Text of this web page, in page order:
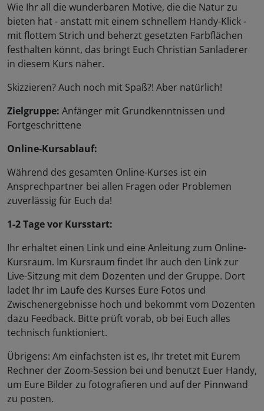
Wie Ihr all die wunderbaren Motive, die die Natur zu
bieten hat - anstatt mit einem schnellem Handy-Klick -
mit flottem Strich und beherzt gesetzten Farbflächen
festhalten könnt, das bringt Euch Christian Sanladerer
in diesem Kurs näher.
Skizzieren? Auch noch mit Spaß?! Aber natürlich!
Zielgruppe: Anfänger mit Grundkenntnissen und
Fortgeschrittene
Online-Kursablauf:
Während des gesamten Online-Kurses ist ein
Ansprechpartner bei allen Fragen oder Problemen
zuverlässig für Euch da!
1-2 Tage vor Kursstart:
Ihr erhaltet einen Link und eine Anleitung zum Online-
Kursraum. Im Kursraum findet Ihr auch den Link zur
Live-Sitzung mit dem Dozenten und der Gruppe. Dort
ladet Ihr im Laufe des Kurses Eure Fotos und
Zwischenergebnisse hoch und bekommt vom Dozenten
dazu Feedback. Bitte prüft vorab, ob bei Euch alles
technisch funktioniert.
Übrigens: Am einfachsten ist es, Ihr tretet mit Eurem
Rechner der Zoom-Session bei und benutzt Euer Handy,
um Eure Bilder zu fotografieren und auf der Pinnwand
zu posten.